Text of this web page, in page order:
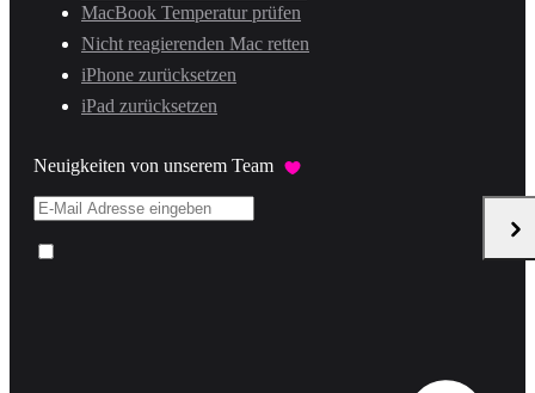
MacBook Temperatur prüfen
Nicht reagierenden Mac retten
iPhone zurücksetzen
iPad zurücksetzen
Neuigkeiten von unserem Team